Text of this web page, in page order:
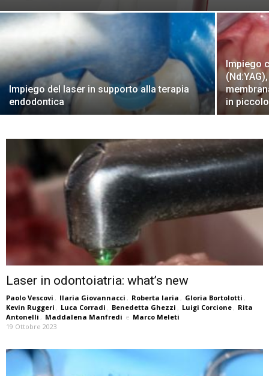
Impiego del laser in supporto alla terapia
endodontica
Impiego
in
Laser in odontoiatria: what’s new
Paolo Vescovi , Ilaria Giovannacci , Roberta Iaria , Gloria Bortolotti ,
Kevin Ruggeri , Luca Corradi , Benedetta Ghezzi , Luigi Corcione , Rita
Antonelli , Maddalena Manfredi e Marco Meleti
19 Ottobre 2023